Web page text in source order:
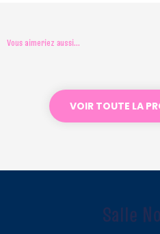
Vous aimeriez aussi...
VOIR TOUTE LA
Salle